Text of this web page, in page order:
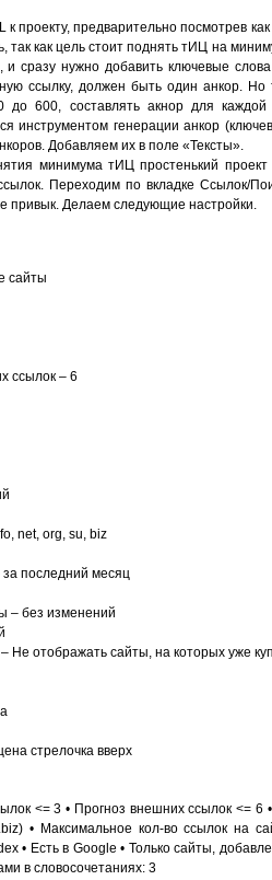
проекту, предварительно посмотрев
так как цель стоит поднять тИЦ на
сразу нужно добавить ключевые
ссылку, должен быть один анкор. Но
до 600, составлять акнор для каждой
инструментом генерации анкор
Добавляем их в поле «Тексты».
минимума тИЦ простенький проект
Переходим по вкладке Ссылок/
привык. Делаем следующие настройки.
сайты
ссылок – 6
net, org, su, biz
последний месяц
– без изменений
Не отображать сайты, на которых уже
стрелочка вверх
<= 3 • Прогноз внешних ссылок <=
• Максимальное кол-во ссылок на
• Есть в Google • Только сайты,
в словосочетаниях: 3